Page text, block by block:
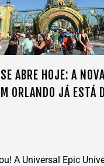
ABRE HOJE: A
ORLANDO JÁ ESTÁ
A Universal Epic